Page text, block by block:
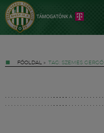
FŐOLDAL » TAG: SZEMES GERGŐ